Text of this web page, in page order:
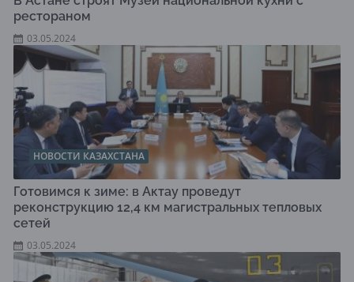
рестораном
03.05.2024
НОВОСТИ КАЗАХСТАНА
Готовимся к зиме: в Актау проведут
реконструкцию 12,4 км магистральных тепловых
сетей
03.05.2024